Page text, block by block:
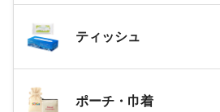
ティッシュ
ポーチ・巾着